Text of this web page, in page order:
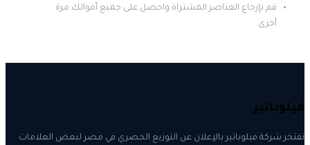
قم بإرجاع العناصر المشتراة واحصل على جميع أموالك مرة
أخرى.
فيلوباتير
تفتخر شركة فيلوباتير بالإعلان عن التوزيع الحصري في مصر لبعض العلامات